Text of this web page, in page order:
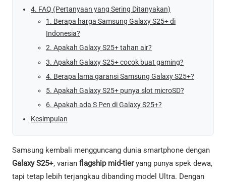
4. FAQ (Pertanyaan yang Sering Ditanyakan)
1. Berapa harga Samsung Galaxy S25+ di
Indonesia?
2. Apakah Galaxy S25+ tahan air?
3. Apakah Galaxy S25+ cocok buat gaming?
4. Berapa lama garansi Samsung Galaxy S25+?
5. Apakah Galaxy S25+ punya slot microSD?
6. Apakah ada S Pen di Galaxy S25+?
Kesimpulan
Samsung kembali mengguncang dunia smartphone dengan
Galaxy S25+, varian flagship mid-tieryang punya spek dewa,
tapi tetap lebih terjangkau dibanding model Ultra. Dengan